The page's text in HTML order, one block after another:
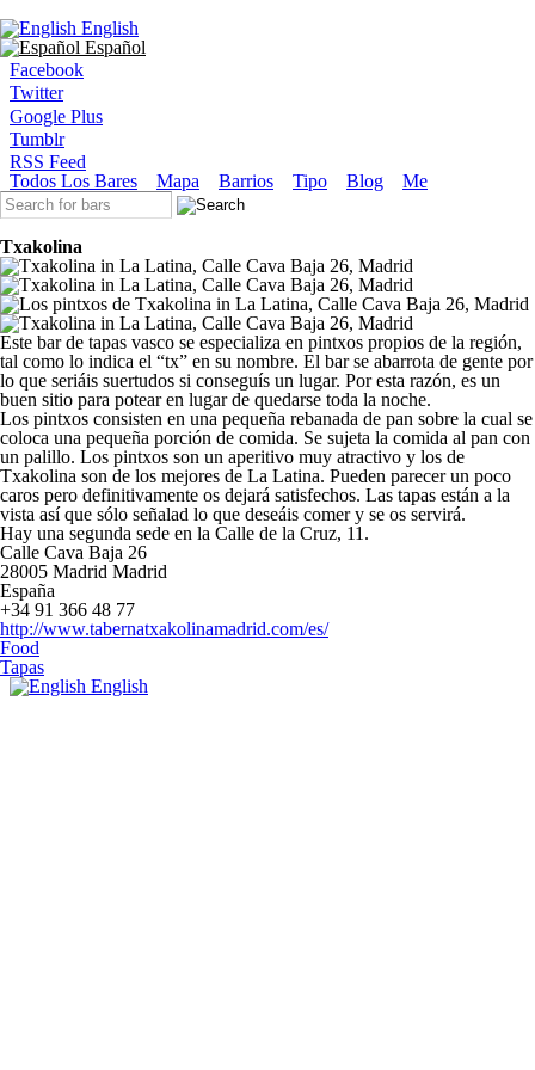
English
Español
Facebook
Twitter
Google Plus
Tumblr
RSS Feed
Menú principal
Todos Los Bares Mapa Barrios Tipo Blog
Me
Formulario de búsqueda
Txakolina
Este bar de tapas vasco se especializa en pintxos propios de la región,
tal como lo indica el “tx” en su nombre. El bar se abarrota de gente por
lo que seriáis suertudos si conseguís un lugar. Por esta razón, es un
buen sitio para potear en lugar de quedarse toda la noche.
Los pintxos consisten en una pequeña rebanada de pan sobre la cual se
coloca una pequeña porción de comida. Se sujeta la comida al pan con
un palillo. Los pintxos son un aperitivo muy atractivo y los de
Txakolina son de los mejores de La Latina. Pueden parecer un poco
caros pero definitivamente os dejará satisfechos. Las tapas están a la
vista así que sólo señalad lo que deseáis comer y se os servirá.
Hay una segunda sede en la Calle de la Cruz, 11.
Calle Cava Baja 26
28005 Madrid Madrid
España
+34 91 366 48 77
http://www.tabernatxakolinamadrid.com/es/
Food
Tapas
English